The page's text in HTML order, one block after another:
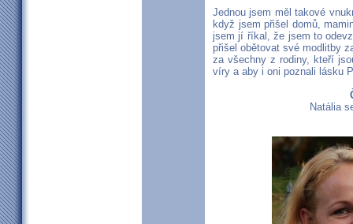
Jednou jsem měl takové
když jsem přišel domů,
jsem jí říkal, že jsem to
přišel obětovat své modlitby
za všechny z rodiny, kteří
víry a aby i oni poznali lásku
Natália